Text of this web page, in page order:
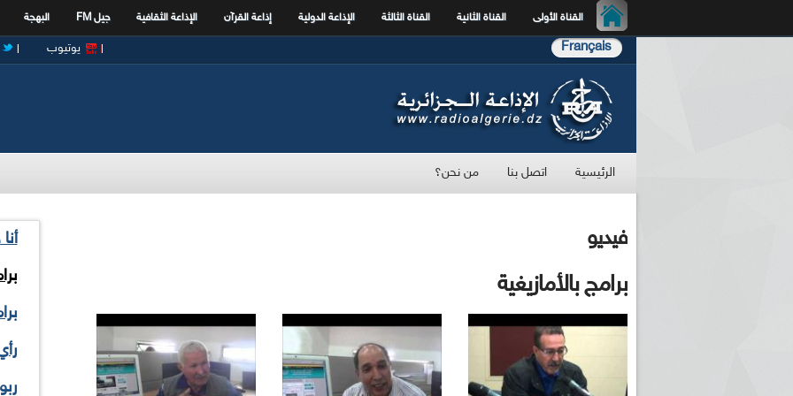
القناة الأولى القناة الثانية القناة الثالثة الإذاعة الدولية إذاعة القرآن الإذاعة الثقافية جيل FM البهجة
Français يوتيوب
الرئيسية اتصل بنا من نحن؟
فيديو
برامج بالأمازيغية